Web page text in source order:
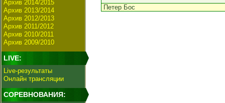
Архив 2014/2015
Архив 2013/2014
Архив 2012/2013
Архив 2011/2012
Архив 2010/2011
Архив 2009/2010
LIVE:
Live-результаты
Онлайн трансляции
СОРЕВНОВАНИЯ:
Петер Бос